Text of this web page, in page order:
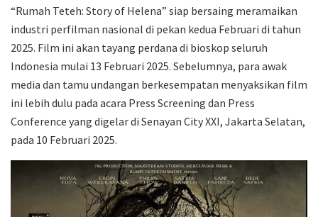
“Rumah Teteh: Story of Helena” siap bersaing meramaikan
industri perfilman nasional di pekan kedua Februari di tahun
2025. Film ini akan tayang perdana di bioskop seluruh
Indonesia mulai 13 Februari 2025. Sebelumnya, para awak
media dan tamu undangan berkesempatan menyaksikan film
ini lebih dulu pada acara Press Screening dan Press
Conference yang digelar di Senayan City XXI, Jakarta Selatan,
pada 10 Februari 2025.